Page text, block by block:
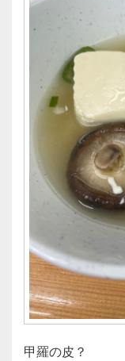
甲羅の皮？